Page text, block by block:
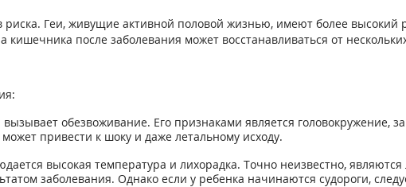
риска. Геи, живущие активной половой жизнью, имеют более
после заболевания может восстанавливаться от
обезвоживание. Его признаками является головокружение,
привести к шоку и даже летальному исходу.
высокая температура и лихорадка. Точно неизвестно,
заболевания. Однако если у ребенка начинаются судороги,